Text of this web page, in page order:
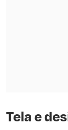
Tela e